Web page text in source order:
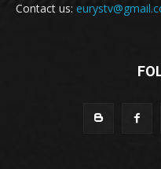
Contact us: